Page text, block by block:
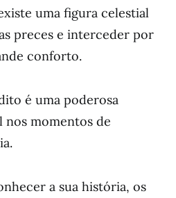
uma figura celestial
preces e interceder por
conforto.
é uma poderosa
momentos de
a sua história, os